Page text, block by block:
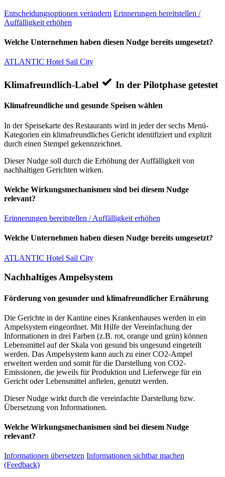
Entscheidungsoptionen verändern Erinnerungen bereitstellen /
Auffälligkeit erhöhen
Welche Unternehmen haben diesen Nudge bereits umgesetzt?
ATLANTIC Hotel Sail City
Klimafreundlich-Label In der Pilotphase getestet
Klimafreundliche und gesunde Speisen wählen
In der Speisekarte des Restaurants wird in jeder der sechs Menü-
Kategorien ein klimafreundliches Gericht identifiziert und explizit
durch einen Stempel gekennzeichnet.
Dieser Nudge soll durch die Erhöhung der Auffälligkeit von
nachhaltigen Gerichten wirken.
Welche Wirkungsmechanismen sind bei diesem Nudge
relevant?
Erinnerungen bereitstellen / Auffälligkeit erhöhen
Welche Unternehmen haben diesen Nudge bereits umgesetzt?
ATLANTIC Hotel Sail City
Nachhaltiges Ampelsystem
Förderung von gesunder und klimafreundlicher Ernährung
Die Gerichte in der Kantine eines Krankenhauses werden in ein
Ampelsystem eingeordnet. Mit Hilfe der Vereinfachung der
Informationen in drei Farben (z.B. rot, orange und grün) können
Lebensmittel auf der Skala von gesund bis ungesund eingeteilt
werden. Das Ampelsystem kann auch zu einer CO2-Ampel
erweitert werden und somit für die Darstellung von CO2-
Emissionen, die jeweils für Produktion und Lieferwege für ein
Gericht oder Lebensmittel anfielen, genutzt werden.
Dieser Nudge wirkt durch die vereinfachte Darstellung bzw.
Übersetzung von Informationen.
Welche Wirkungsmechanismen sind bei diesem Nudge
relevant?
Informationen übersetzen Informationen sichtbar machen
(Feedback)